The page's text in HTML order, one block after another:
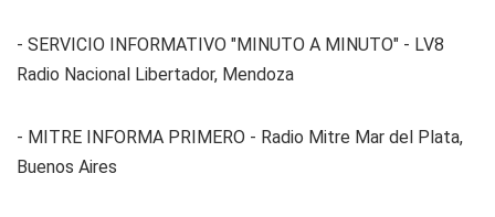
- SERVICIO INFORMATIVO "MINUTO A MINUTO" - LV8
Radio Nacional Libertador, Mendoza
- MITRE INFORMA PRIMERO - Radio Mitre Mar del Plata,
Buenos Aires